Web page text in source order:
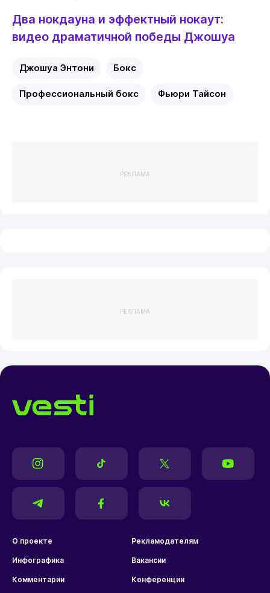
Два нокдауна и эффектный нокаут:
видео драматичной победы Джошуа
Джошуа Энтони Бокс
Профессиональный бокс Фьюри Тайсон
РЕКЛАМА
РЕКЛАМА
О проекте Рекламодателям
Инфографика Вакансии
Комментарии Конференции